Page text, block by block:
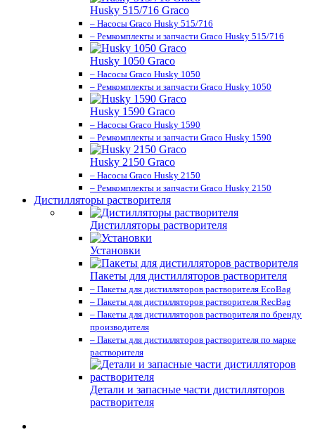
Husky 515/716 Graco
– Насосы Graco Husky 515/716
– Ремкомплекты и запчасти Graco Husky 515/716
Husky 1050 Graco
– Насосы Graco Husky 1050
– Ремкомплекты и запчасти Graco Husky 1050
Husky 1590 Graco
– Насосы Graco Husky 1590
– Ремкомплекты и запчасти Graco Husky 1590
Husky 2150 Graco
– Насосы Graco Husky 2150
– Ремкомплекты и запчасти Graco Husky 2150
Дистилляторы растворителя
Дистилляторы растворителя
Установки
Пакеты для дистилляторов растворителя
– Пакеты для дистилляторов растворителя EcoBag
– Пакеты для дистилляторов растворителя RecBag
– Пакеты для дистилляторов растворителя по бренду
производителя
– Пакеты для дистилляторов растворителя по марке
растворителя
Детали и запасные части дистилляторов
растворителя